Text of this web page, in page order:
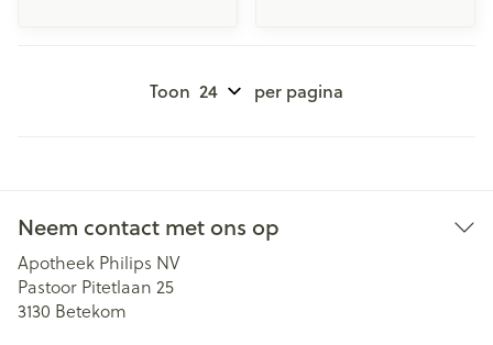
Toon per pagina
Neem contact met ons op
Apotheek Philips NV
Pastoor Pitetlaan 25
3130 Betekom